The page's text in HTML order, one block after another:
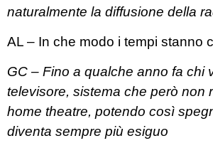
naturalmente la diffusione della
AL – In che modo i tempi stanno
GC – Fino a qualche anno fa chi
televisore, sistema che però non
home theatre, potendo così
diventa sempre più esiguo